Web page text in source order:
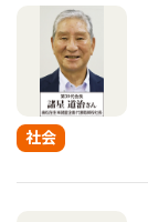
社会